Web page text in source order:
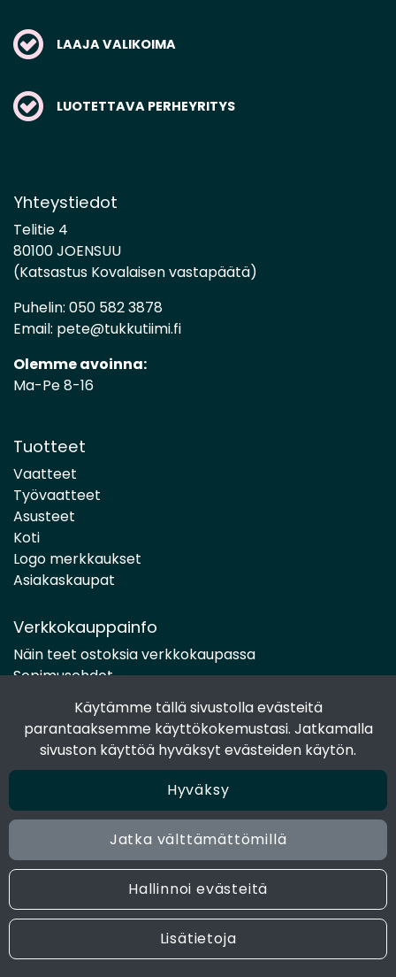
Käytämme tällä sivustolla evästeitä
parantaaksemme käyttökokemustasi. Jatkamalla
sivuston käyttöä hyväksyt evästeiden käytön.
Hyväksy
Jatka välttämättömillä
Hallinnoi evästeitä
Lisätietoja
LAAJA VALIKOIMA
LUOTETTAVA PERHEYRITYS
Yhteystiedot
Telitie 4
80100 JOENSUU
(Katsastus Kovalaisen vastapäätä)
Puhelin: 050 582 3878
Email: pete@tukkutiimi.fi
Olemme avoinna:
Ma-Pe 8-16
Tuotteet
Vaatteet
Työvaatteet
Asusteet
Koti
Logo merkkaukset
Asiakaskaupat
Verkkokauppainfo
Näin teet ostoksia verkkokaupassa
Sopimusehdot
Toimitustavat
Maksutavat
Tietosuojaseloste
Seuraa sosiaalisessa mediassa
Facebook
Instagram
© 2024 Joen Tukkutiimi. All rights reserved. Site by